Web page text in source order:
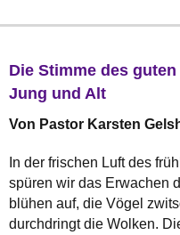
Die Stimme des
Jung und Alt
Von Pastor Karsten
In der frischen Luft des
spüren wir das Erwachen
blühen auf, die Vögel
durchdringt die Wolken.